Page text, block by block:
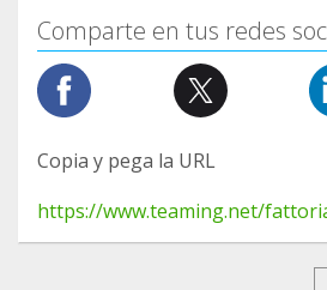
Comparte en tus redes
Copia y pega la URL
https://www.teaming.net/